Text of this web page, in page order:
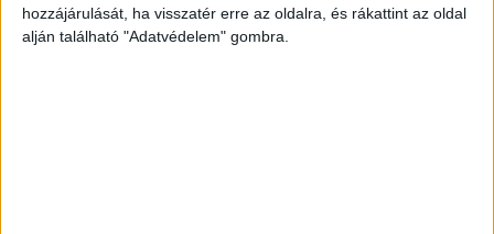
hozzájárulását, ha visszatér erre az oldalra, és rákattint az oldal
alján található "Adatvédelem" gombra.